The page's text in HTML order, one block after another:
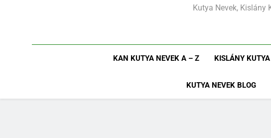
Kutya Nevek, Kislány
KAN KUTYA NEVEK A – Z KISLÁNY
KUTYA NEVEK BLOG